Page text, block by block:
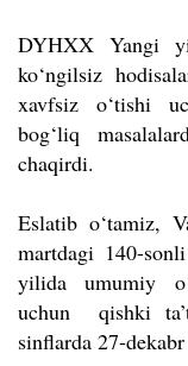
DYHXX Yangi
ko‘ngilsiz
xavfsiz o‘tishi
bog‘liq
chaqirdi.
Eslatib o‘tamiz,
martdagi 140-
yilida umumiy
uchun qishki
sinflarda 27-